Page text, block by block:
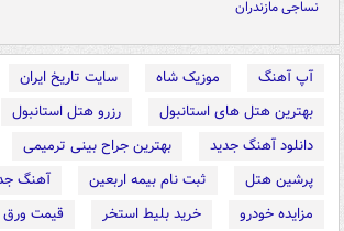
نساجی مازندران
آپ آهنگ موزیک شاه
سایت تاریخ ایران
بهترین هتل های استانبول
رزرو هتل استانبول
دانلود آهنگ جدید
بهترین جراح بینی ترمیمی
پرشین هتل
ثبت نام بیمه اربعین
آهنگ
مزایده خودرو
خرید بلیط استخر
قیمت